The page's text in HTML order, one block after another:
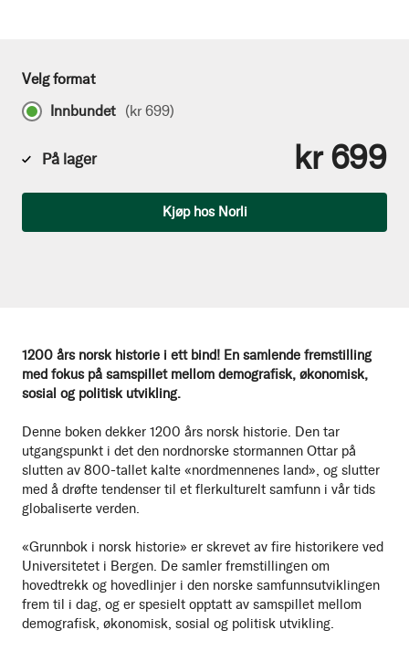
1200 års norsk historie i ett bind! En samlende fremstilling
med fokus på samspillet mellom demografisk, økonomisk,
sosial og politisk utvikling.
Denne boken dekker 1200 års norsk historie. Den tar
utgangspunkt i det den nordnorske stormannen Ottar på
slutten av 800-tallet kalte «nordmennenes land», og slutter
med å drøfte tendenser til et flerkulturelt samfunn i vår tids
globaliserte verden.
«Grunnbok i norsk historie» er skrevet av fire historikere ved
Universitetet i Bergen. De samler fremstillingen om
hovedtrekk og hovedlinjer i den norske samfunnsutviklingen
frem til i dag, og er spesielt opptatt av samspillet mellom
demografisk, økonomisk, sosial og politisk utvikling.
Velg format
Innbundet (kr 699)
På lager kr 699
Kjøp hos Norli